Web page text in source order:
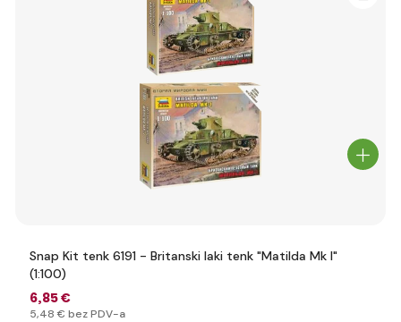
Snap Kit tenk 6191 - Britanski laki tenk "Matilda Mk I"
(1:100)
6,85 €
5,48 € bez PDV-a